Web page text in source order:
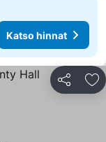
Katso hinnat
Jaa